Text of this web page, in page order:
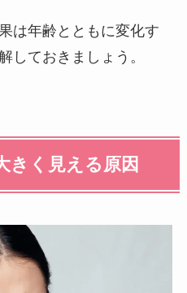
は年齢とともに変化す
しておきましょう。
きく見える原因